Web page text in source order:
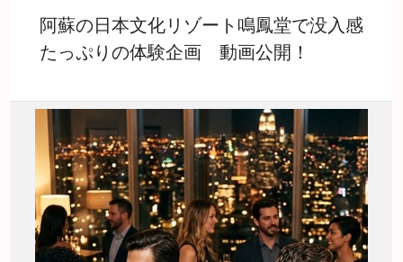
阿蘇の日本文化リゾート鳴鳳堂で没入感
たっぷりの体験企画 動画公開！